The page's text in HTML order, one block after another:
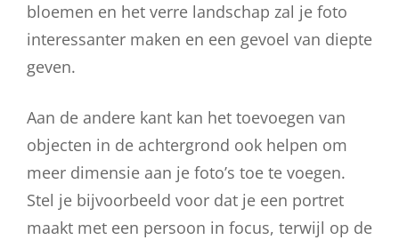
bloemen en het verre landschap zal je foto
interessanter maken en een gevoel van diepte
geven.
Aan de andere kant kan het toevoegen van
objecten in de achtergrond ook helpen om
meer dimensie aan je foto’s toe te voegen.
Stel je bijvoorbeeld voor dat je een portret
maakt met een persoon in focus, terwijl op de